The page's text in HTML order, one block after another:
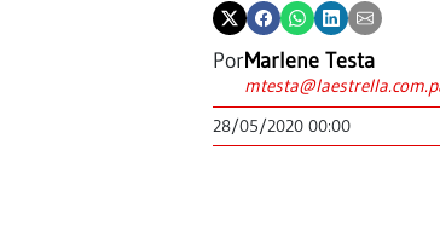
PorMarlene Testa
28/05/2020 00:00